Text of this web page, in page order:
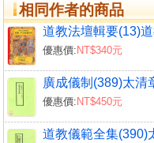
相同作者的商品
道教法壇輯要(13)
優惠價: NT$340元
廣成儀制(389)太清
優惠價: NT$450元
道教儀範全集(390)